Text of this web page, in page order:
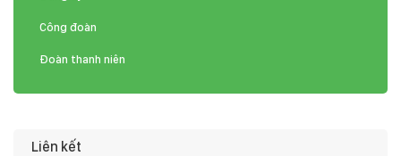
Công đoàn
Đoàn thanh niên
Liên kết